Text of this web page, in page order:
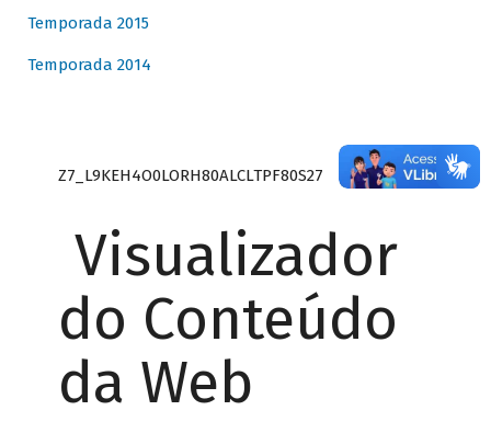
Temporada 2015
Temporada 2014
Z7_L9KEH4O0LORH80ALCLTPF80S27
Visualizador
do Conteúdo
da Web